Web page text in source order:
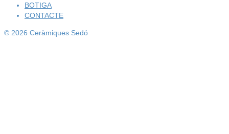
BOTIGA
CONTACTE
© 2026 Ceràmiques Sedó